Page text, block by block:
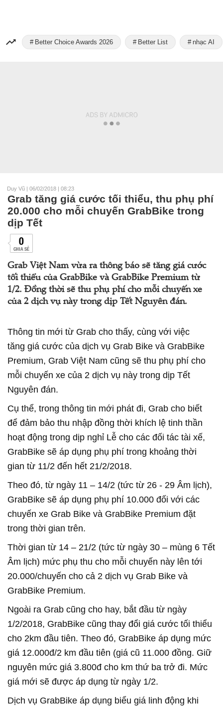
Better Choice Awards 2026 Better List nhạc AI
Duy Vũ | 06/02/2018 | 08:23
Grab tăng giá cước tối thiểu, thu phụ phí
20.000 cho mỗi chuyến GrabBike trong
dịp Tết
0
CHIA SẺ
Grab Việt Nam vừa ra thông báo sẽ tăng giá cước
tối thiểu của GrabBike và GrabBike Premium từ
1/2. Đồng thời sẽ thu phụ phí cho mỗi chuyến xe
của 2 dịch vụ này trong dịp Tết Nguyên đán.
Thông tin mới từ Grab cho thấy, cùng với việc
tăng giá cước của dịch vụ Grab Bike và GrabBike
Premium, Grab Việt Nam cũng sẽ thu phụ phí cho
mỗi chuyến xe của 2 dịch vụ này trong dịp Tết
Nguyên đán.
Cụ thể, trong thông tin mới phát đi, Grab cho biết
để đảm bảo thu nhập đồng thời khích lệ tinh thần
hoạt động trong dịp nghỉ Lễ cho các đối tác tài xế,
GrabBike sẽ áp dụng phụ phí trong khoảng thời
gian từ 11/2 đến hết 21/2/2018.
Theo đó, từ ngày 11 – 14/2 (tức từ 26 - 29 Âm lịch),
GrabBike sẽ áp dụng phụ phí 10.000 đối với các
chuyến xe Grab Bike và GrabBike Premium đặt
trong thời gian trên.
Thời gian từ 14 – 21/2 (tức từ ngày 30 – mùng 6 Tết
Âm lịch) mức phụ thu cho mỗi chuyến này lên tới
20.000/chuyến cho cả 2 dịch vụ Grab Bike và
GrabBike Premium.
Ngoài ra Grab cũng cho hay, bắt đầu từ ngày
1/2/2018, GrabBike cũng thay đổi giá cước tối thiểu
cho 2km đầu tiên. Theo đó, GrabBike áp dụng mức
giá 12.000đ/2 km đầu tiên (giá cũ 11.000 đồng. Giữ
nguyên mức giá 3.800đ cho km thứ ba trở đi. Mức
giá mới sẽ được áp dụng từ ngày 1/2.
Dịch vụ GrabBike áp dụng biểu giá linh động khi